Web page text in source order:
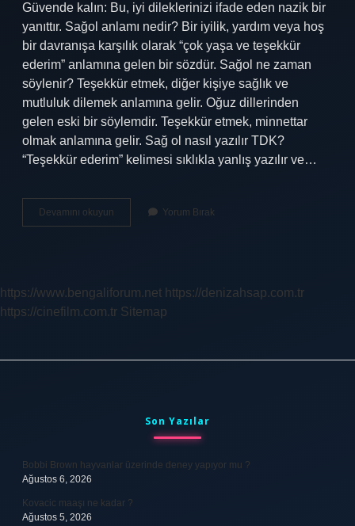
Güvende kalın: Bu, iyi dileklerinizi ifade eden nazik bir
yanıttır. Sağol anlamı nedir? Bir iyilik, yardım veya hoş
bir davranışa karşılık olarak “çok yaşa ve teşekkür
ederim” anlamına gelen bir sözdür. Sağol ne zaman
söylenir? Teşekkür etmek, diğer kişiye sağlık ve
mutluluk dilemek anlamına gelir. Oğuz dillerinden
gelen eski bir söylemdir. Teşekkür etmek, minnettar
olmak anlamına gelir. Sağ ol nasıl yazılır TDK?
“Teşekkür ederim” kelimesi sıklıkla yanlış yazılır ve…
Devamını okuyun
Ne
Yorum Bırak
https://www.bengaliforum.net https://denizahsap.com.tr
https://cinefilm.com.tr Sitemap
Son Yazılar
Bobbi Brown hayvanlar üzerinde deney yapıyor mu ?
Ağustos 6, 2026
Kovacic maaşı ne kadar ?
Ağustos 5, 2026